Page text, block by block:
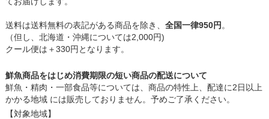
送料は送料無料の表記がある商品を除き、 全国一律950円 。
（但し、北海道・沖縄については2,000円)
クール便は＋330円となります。
鮮魚商品をはじめ消費期限の短い商品の配送について
鮮魚・精肉・一部食品等については、商品の特性上、配達に2日以上
かかる地域 には販売しておりません。予めご了承ください。
【対象地域】